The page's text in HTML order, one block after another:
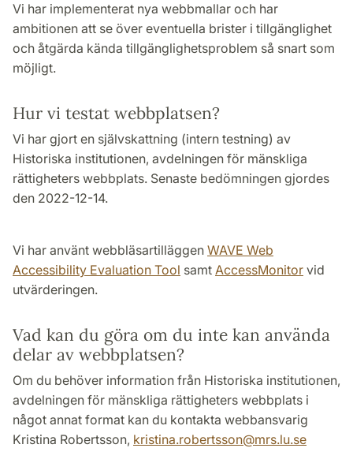
Vi har implementerat nya webbmallar och har
ambitionen att se över eventuella brister i tillgänglighet
och åtgärda kända tillgänglighetsproblem så snart som
möjligt.
Hur vi testat webbplatsen?
Vi har gjort en självskattning (intern testning) av
Historiska institutionen, avdelningen för mänskliga
rättigheters webbplats. Senaste bedömningen gjordes
den 2022-12-14.
Vi har använt webbläsartilläggen WAVE Web
Accessibility Evaluation Tool samt AccessMonitor vid
utvärderingen.
Vad kan du göra om du inte kan använda
delar av webbplatsen?
Om du behöver information från Historiska institutionen,
avdelningen för mänskliga rättigheters webbplats i
något annat format kan du kontakta webbansvarig
Kristina Robertsson, kristina.robertsson@mrs.lu.se